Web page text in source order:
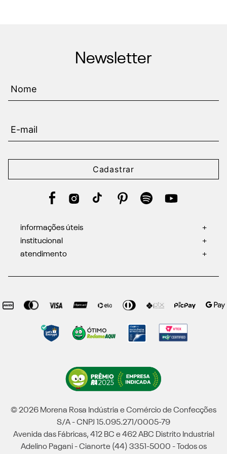
Newsletter
Cadastrar
informações úteis
+
institucional
+
atendimento
+
© 2026 Morena Rosa Indústria e Comércio de Confecções
S/A - CNPJ 15.095.271/0005-79
Avenida das Fábricas, 412 BC e 462 ABC Distrito Industrial
Adelino Pagani - Cianorte (44) 3351-5000 - Todos os